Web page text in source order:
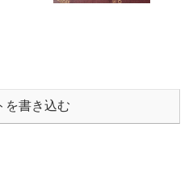
を書き込む